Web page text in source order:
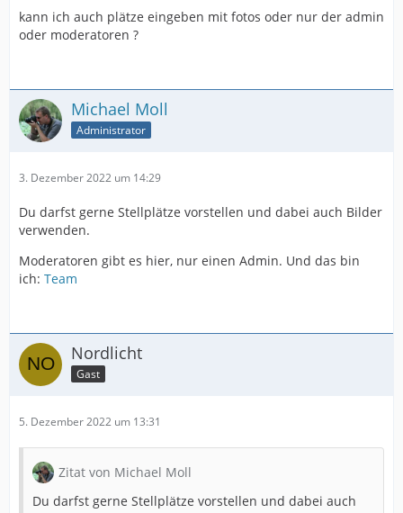
kann ich auch plätze eingeben mit fotos oder nur der admin
oder moderatoren ?
Michael Moll
Administrator
3. Dezember 2022 um 14:29
Du darfst gerne Stellplätze vorstellen und dabei auch Bilder
verwenden.
Moderatoren gibt es hier, nur einen Admin. Und das bin
ich: Team
Nordlicht
Gast
5. Dezember 2022 um 13:31
Zitat von Michael Moll
Du darfst gerne Stellplätze vorstellen und dabei auch